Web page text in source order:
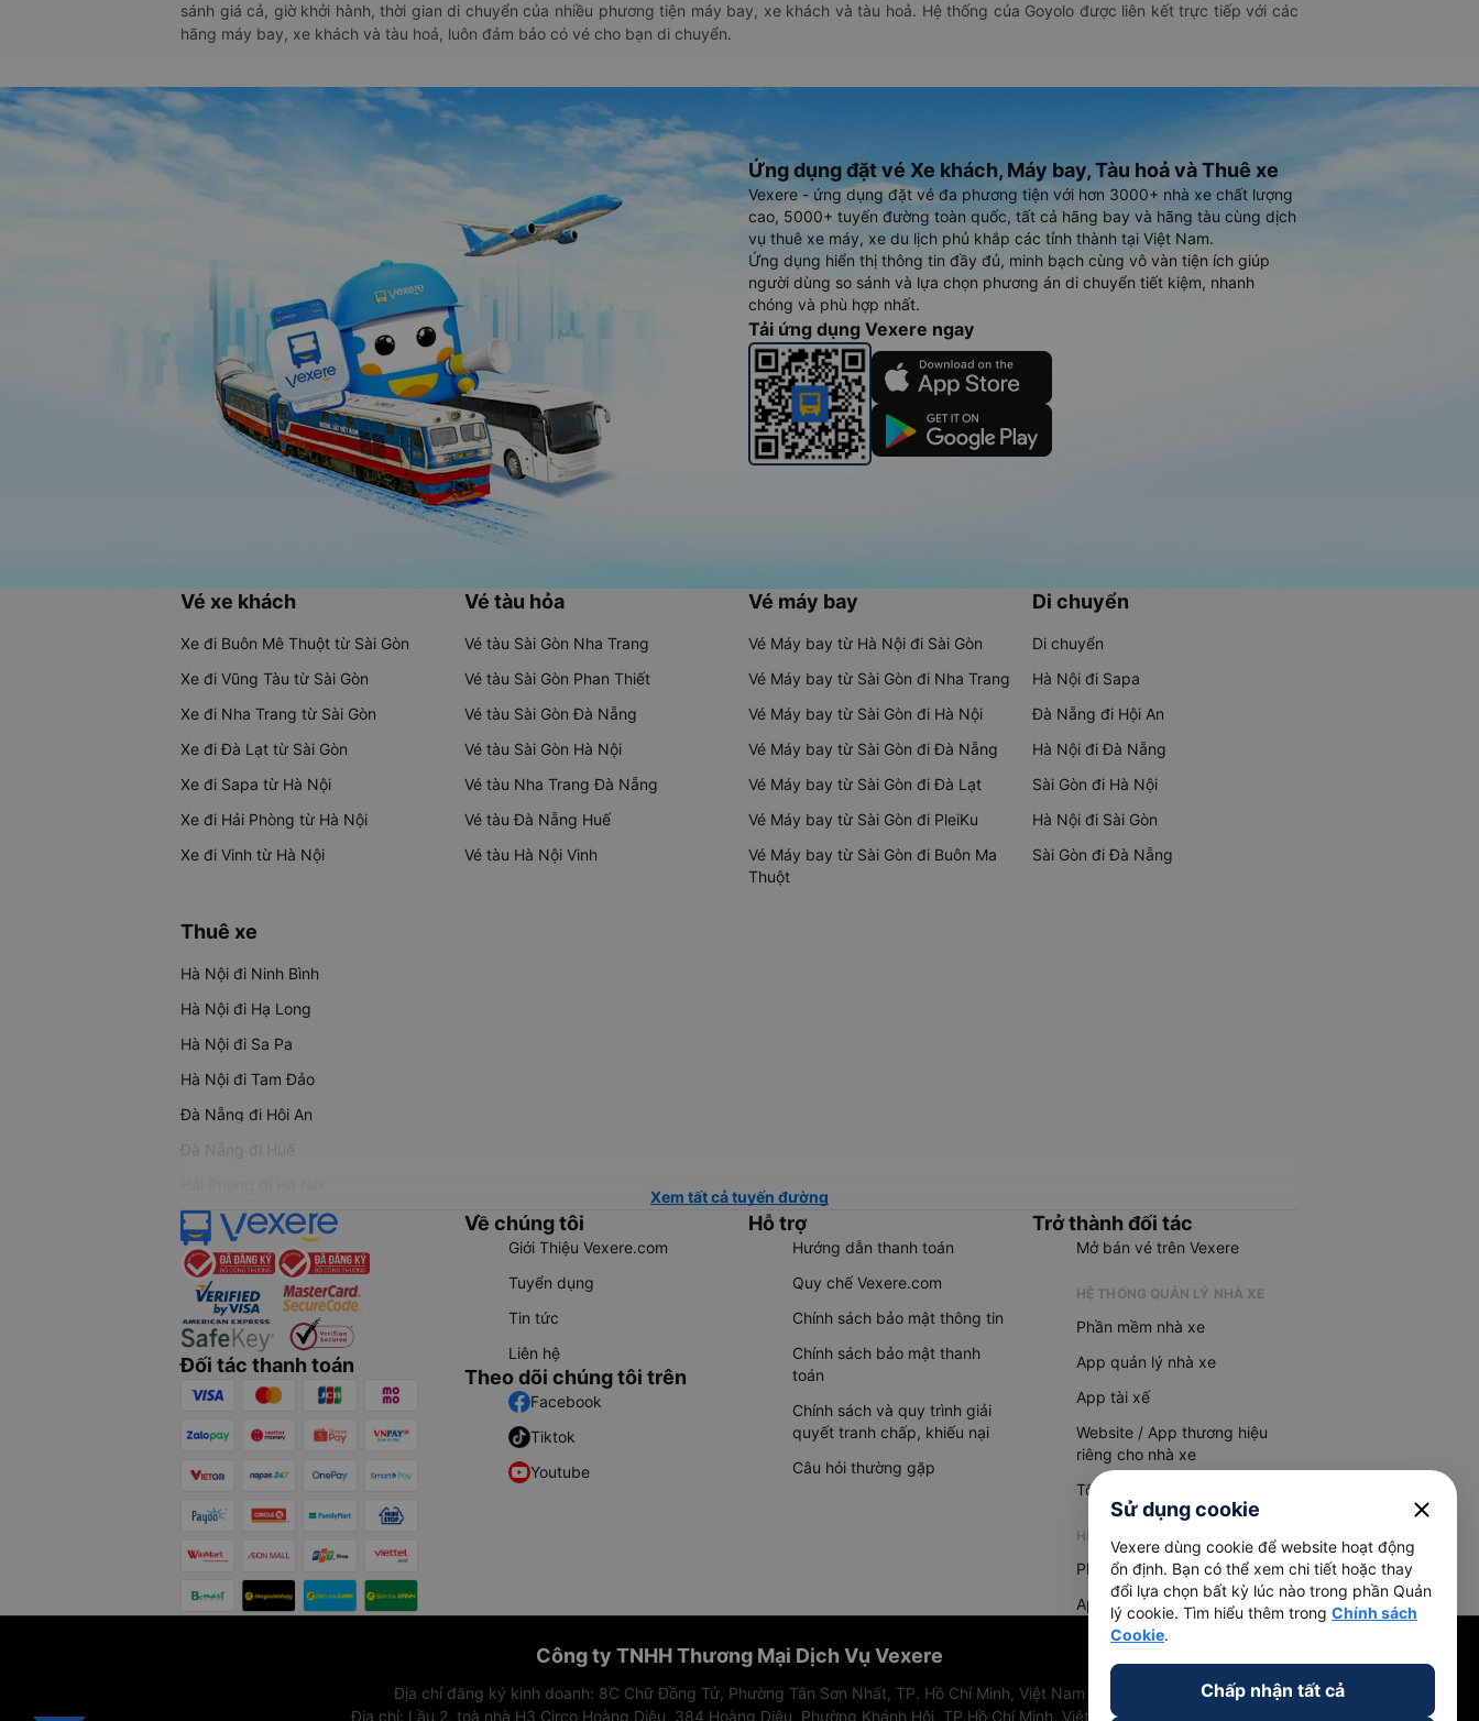
sánh giá cả, giờ khởi hành, thời gian di chuyển của nhiều phương tiện máy bay, xe khách và tàu hoả. Hệ thống của Goyolo được liên kết trực tiếp với các
hãng máy bay, xe khách và tàu hoả, luôn đảm bảo có vé cho bạn di chuyển.
Ứng dụng đặt vé Xe khách, Máy bay, Tàu hoả và Thuê xe
Vexere - ứng dụng đặt vé đa phương tiện với hơn 3000+ nhà xe chất lượng
cao, 5000+ tuyến đường toàn quốc, tất cả hãng bay và hãng tàu cùng dịch
vụ thuê xe máy, xe du lịch phủ khắp các tỉnh thành tại Việt Nam.
Ứng dụng hiển thị thông tin đầy đủ, minh bạch cùng vô vàn tiện ích giúp
người dùng so sánh và lựa chọn phương án di chuyển tiết kiệm, nhanh
chóng và phù hợp nhất.
Tải ứng dụng Vexere ngay
Vé xe khách
Xe đi Buôn Mê Thuột từ Sài Gòn
Xe đi Vũng Tàu từ Sài Gòn
Xe đi Nha Trang từ Sài Gòn
Xe đi Đà Lạt từ Sài Gòn
Xe đi Sapa từ Hà Nội
Xe đi Hải Phòng từ Hà Nội
Xe đi Vinh từ Hà Nội
Vé tàu hỏa
Vé tàu Sài Gòn Nha Trang
Vé tàu Sài Gòn Phan Thiết
Vé tàu Sài Gòn Đà Nẵng
Vé tàu Sài Gòn Hà Nội
Vé tàu Nha Trang Đà Nẵng
Vé tàu Đà Nẵng Huế
Vé tàu Hà Nội Vinh
Vé máy bay
Vé Máy bay từ Hà Nội đi Sài Gòn
Vé Máy bay từ Sài Gòn đi Nha Trang
Vé Máy bay từ Sài Gòn đi Hà Nội
Vé Máy bay từ Sài Gòn đi Đà Nẵng
Vé Máy bay từ Sài Gòn đi Đà Lạt
Vé Máy bay từ Sài Gòn đi PleiKu
Vé Máy bay từ Sài Gòn đi Buôn Ma
Thuột
Di chuyển
Di chuyển
Hà Nội đi Sapa
Đà Nẵng đi Hội An
Hà Nội đi Đà Nẵng
Sài Gòn đi Hà Nội
Hà Nội đi Sài Gòn
Sài Gòn đi Đà Nẵng
Thuê xe
Hà Nội đi Ninh Bình
Hà Nội đi Hạ Long
Hà Nội đi Sa Pa
Hà Nội đi Tam Đảo
Đà Nẵng đi Hội An
Đà Nẵng đi Huế
Xem tất cả tuyến đường
Đối tác thanh toán
Về chúng tôi
Giới Thiệu Vexere.com
Tuyển dụng
Tin tức
Liên hệ
Theo dõi chúng tôi trên
Facebook
Tiktok
Youtube
Hỗ trợ
Hướng dẫn thanh toán
Quy chế Vexere.com
Chính sách bảo mật thông tin
Chính sách bảo mật thanh
toán
Chính sách và quy trình giải
quyết tranh chấp, khiếu nại
Câu hỏi thường gặp
Trở thành đối tác
Mở bán vé trên Vexere
HỆ THỐNG QUẢN LÝ NHÀ XE
Phần mềm nhà xe
App quản lý nhà xe
App tài xế
Website / App thương hiệu
riêng cho nhà xe
Tổng đài AI
HỆ THỐNG QUẢN LÝ HÀNG HOÁ
Phần mềm quản lý hàng hoá
App quản lý hàng hoá
Công ty TNHH Thương Mại Dịch Vụ Vexere
Địa chỉ đăng ký kinh doanh: 8C Chữ Đồng Tử, Phường Tân Sơn Nhất, TP. Hồ Chí Minh, Việt Nam
Địa chỉ: Lầu 2, toà nhà H3 Circo Hoàng Diệu, 384 Hoàng Diệu, Phường Khánh Hội, TP Hồ Chí Minh, Việt Nam
Sử dụng cookie close
Vexere dùng cookie để website hoạt động
ổn định. Bạn có thể xem chi tiết hoặc thay
đổi lựa chọn bất kỳ lúc nào trong phần Quản
lý cookie. Tìm hiểu thêm trong Chính sách
Cookie.
Chấp nhận tất cả